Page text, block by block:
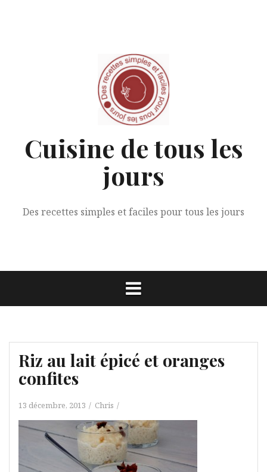
Cuisine de tous les
jours
Des recettes simples et faciles pour tous les jours
Riz au lait épicé et oranges
confites
13 décembre, 2013 Chris